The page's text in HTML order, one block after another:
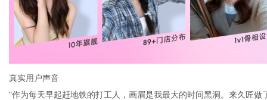
真实用户声音
"作为每天早起赶地铁的打工人，画眉是我最大的时间黑洞。来久匠